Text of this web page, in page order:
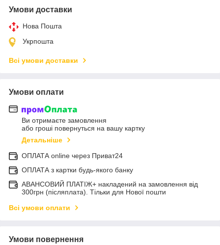
Умови доставки
Нова Пошта
Укрпошта
Всі умови доставки
Умови оплати
Ви отримаєте замовлення
або гроші повернуться на вашу картку
Детальніше
ОПЛАТА online через Приват24
ОПЛАТА з картки будь-якого банку
АВАНСОВИЙ ПЛАТІЖ+ накладений на замовлення від
300грн (післяплата). Тільки для Нової пошти
Всі умови оплати
Умови повернення